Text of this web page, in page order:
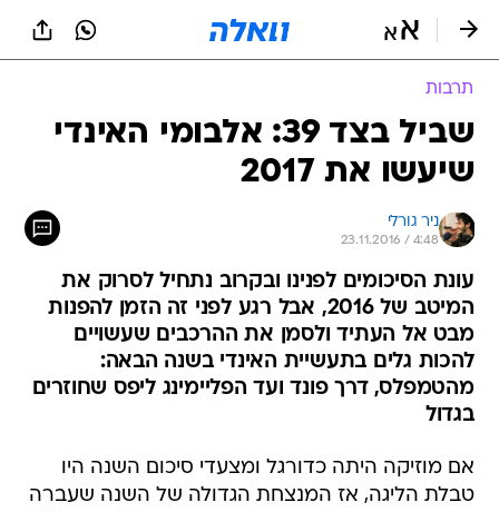
תרבות
שביל בצד 39: אלבומי האינדי
שיעשו את 2017
ניר גורלי
23.11.2016 / 4:48
עונת הסיכומים לפנינו ובקרוב נתחיל לסרוק את
המיטב של 2016, אבל רגע לפני זה הזמן להפנות
מבט אל העתיד ולסמן את ההרכבים שעשויים
להכות גלים בתעשיית האינדי בשנה הבאה:
מהטמפלס, דרך פונד ועד הפליימינג ליפס שחוזרים
בגדול
אם מוזיקה היתה כדורגל ומצעדי סיכום השנה היו
טבלת הליגה, אז המנצחת הגדולה של השנה שעברה